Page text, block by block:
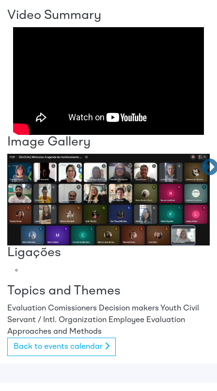
Video Summary
Image Gallery
Ligações
Topics and Themes
Evaluation Comissioners Decision makers Youth Civil
Servant / Intl. Organization Employee Evaluation
Approaches and Methods
Back to events calendar